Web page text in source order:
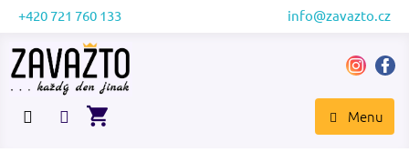
Přejít
obsah
+420 721 760 133 info@zavazto.cz
NÁKUPNÍ